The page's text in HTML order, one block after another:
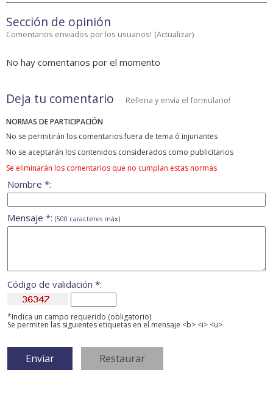
Sección de opinión
Comentarios enviados por los usuarios! (Actualizar)
No hay comentarios por el momento
Deja tu comentario Rellena y envía el formulario!
NORMAS DE PARTICIPACIÓN
No se permitirán los comentarios fuera de tema ó injuriantes
No se aceptarán los contenidos considerados como publicitarios
Se eliminarán los comentarios que no cumplan estas normas
Nombre *:
Mensaje *: (500 caracteres máx)
Código de validación *:
*Indica un campo requerido (obligatorio)
Se permiten las siguientes etiquetas en el mensaje <b> <i> <u>